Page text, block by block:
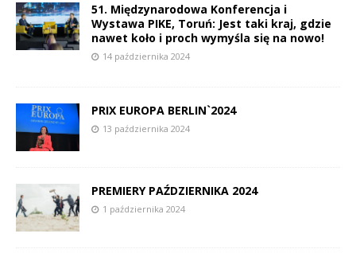
51. Międzynarodowa Konferencja i
Wystawa PIKE, Toruń: Jest taki kraj, gdzie
nawet koło i proch wymyśla się na nowo!
14 października 2024
PRIX EUROPA BERLIN`2024
13 października 2024
PREMIERY PAŹDZIERNIKA 2024
1 października 2024